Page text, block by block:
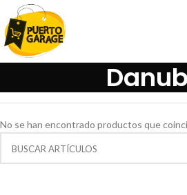
No se han encontrado productos que